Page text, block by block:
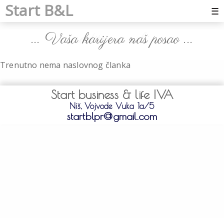
Start B&L ☰
... radite na sebi ...
... Vaša karijera naš posao ...
Trenutno nema naslovnog članka
Start business & life IVA
Niš, Vojvode Vuka 1a/5
startblpr@gmail.com